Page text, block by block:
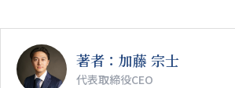
著者：加藤 宗士
代表取締役CEO